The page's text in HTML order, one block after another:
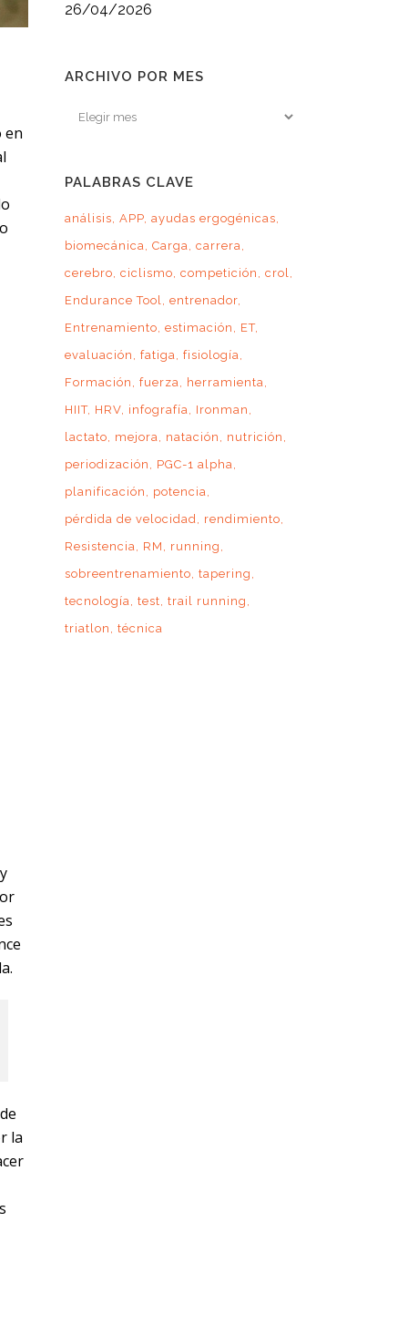
en
la
26/04/2026
ARCHIVO POR MES
Archivo
PALABRAS CLAVE
análisis APP ayudas ergogénicas
biomecánica Carga carrera
cerebro ciclismo competición
crol
Endurance Tool entrenador
Entrenamiento estimación
ET
evaluación
fatiga fisiología
Formación
fuerza
herramienta
HIIT HRV infografía
Ironman
lactato
mejora natación
nutrición
periodización
PGC-1 alpha
planificación
potencia
pérdida de velocidad
rendimiento
Resistencia
RM
running
sobreentrenamiento tapering
tecnología test trail running
triatlon
técnica